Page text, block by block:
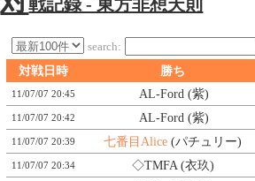
戦記録 - 東方非想天則
search:
対戦日時
勝ち
11/07/07 20:45 AL-Ford (紫)
11/07/07 20:42 AL-Ford (紫)
11/07/07 20:39 七番目Alice (パチュリー)
11/07/07 20:34 ◇TMFA(衣玖)